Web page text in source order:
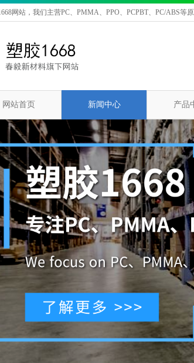
网站，我们主营PC、PMMA、PPO、PCPBT、PC/ABS等
网站首页 新闻中心 产品